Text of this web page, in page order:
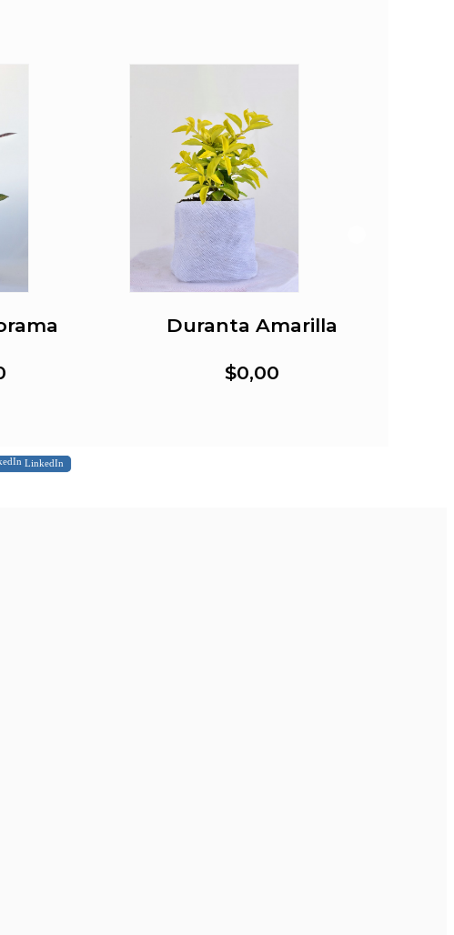
Duranta Amarilla
$0,00
LinkedIn